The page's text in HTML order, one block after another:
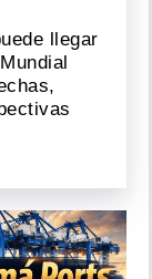
llegar